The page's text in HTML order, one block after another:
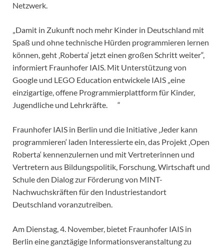
Netzwerk.
„Damit in Zukunft noch mehr Kinder in Deutschland mit
Spaß und ohne technische Hürden programmieren lernen
können, geht ‚Roberta‘ jetzt einen großen Schritt weiter“,
informiert Fraunhofer IAIS. Mit Unterstützung von
Google und LEGO Education entwickele IAIS „eine
einzigartige, offene Programmierplattform für Kinder,
Jugendliche und Lehrkräfte. “
Fraunhofer IAIS in Berlin und die Initiative ‚Jeder kann
programmieren‘ laden Interessierte ein, das Projekt ‚Open
Roberta‘ kennenzulernen und mit Vertreterinnen und
Vertretern aus Bildungspolitik, Forschung, Wirtschaft und
Schule den Dialog zur Förderung von MINT-
Nachwuchskräften für den Industriestandort
Deutschland voranzutreiben.
Am Dienstag, 4. November, bietet Fraunhofer IAIS in
Berlin eine ganztägige Informationsveranstaltung zu